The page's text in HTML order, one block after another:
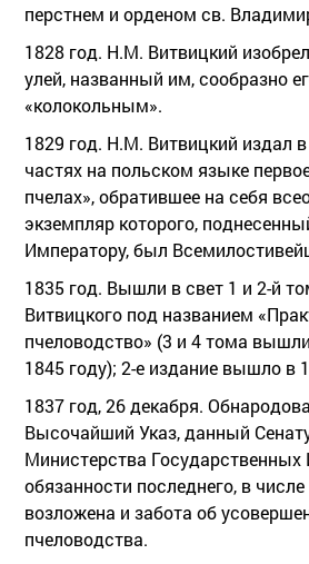
перстнем и орденом св.
1828 год. Н.М. Витвицкий
улей, названный им, сообразно
«колокольным».
1829 год. Н.М. Витвицкий издал
частях на польском языке
пчелах», обратившее на себя
экземпляр которого,
Императору, был
1835 год. Вышли в свет 1 и 2-й
Витвицкого под названием
пчеловодство» (3 и 4 тома
1845 году); 2-е издание вышло в
1837 год, 26 декабря.
Высочайший Указ, данный
Министерства
обязанности последнего, в
возложена и забота об
пчеловодства.